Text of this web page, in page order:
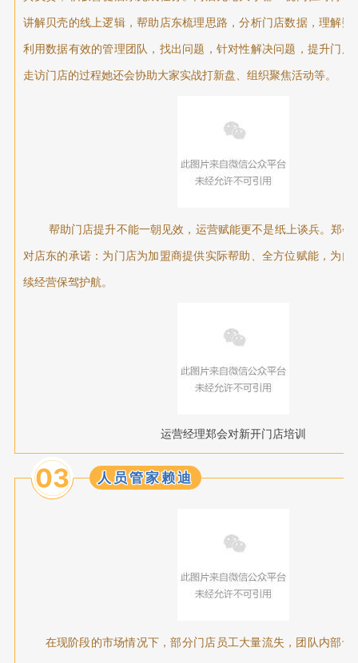
讲解贝壳的线上逻辑，帮助店东梳理思路，分析门店数据，理解数
利用数据有效的管理团队，找出问题，针对性解决问题，提升门店
走访门店的过程她还会协助大家实战打新盘、组织聚焦活动等。
帮助门店提升不能一朝见效，运营赋能更不是纸上谈兵。郑会
对店东的承诺：为门店为加盟商提供实际帮助、全方位赋能，为门
续经营保驾护航。
运营经理郑会对新开门店培训
03 人员管家赖迪
在现阶段的市场情况下，部分门店员工大量流失，团队内部也